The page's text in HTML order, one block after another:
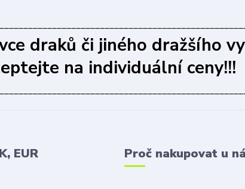
draků či jiného dražšího
na individuální ceny!!!
EUR Proč nakupovat u